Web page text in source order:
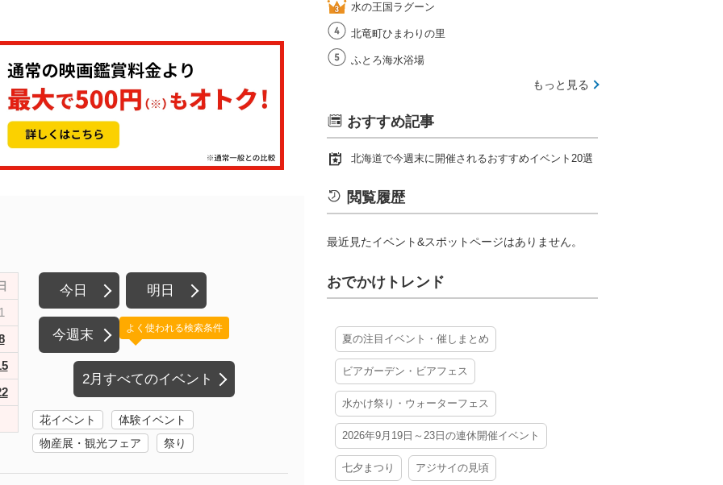
今日 明日
今週末
2月すべてのイベント
よく使われる検索条件
花イベント
体験イベント
物産展・観光フェア
祭り
水の王国ラグーン
北竜町ひまわりの里
ふとろ海水浴場
もっと見る
おすすめ記事
北海道で今週末に開催されるおすすめイベント20選
閲覧履歴
最近見たイベント&スポットページはありません。
おでかけトレンド
夏の注目イベント・催しまとめ
ビアガーデン・ビアフェス
水かけ祭り・ウォーターフェス
2026年9月19日～23日の連休開催イベント
七夕まつり アジサイの見頃